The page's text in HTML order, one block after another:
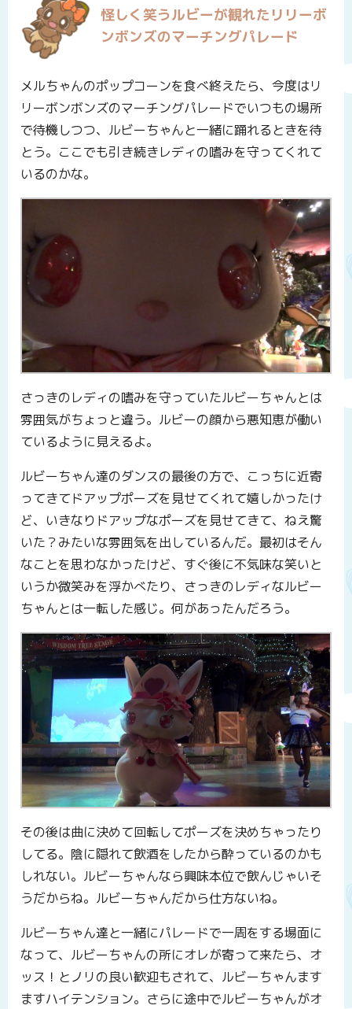
怪しく笑うルビーが観れたリリーボ
ンボンズのマーチングパレード
メルちゃんのポップコーンを食べ終えたら、今度はリ
リーボンボンズのマーチングパレードでいつもの場所
で待機しつつ、ルビーちゃんと一緒に踊れるときを待
とう。ここでも引き続きレディの嗜みを守ってくれて
いるのかな。
さっきのレディの嗜みを守っていたルビーちゃんとは
雰囲気がちょっと違う。ルビーの顔から悪知恵が働い
ているように見えるよ。
ルビーちゃん達のダンスの最後の方で、こっちに近寄
ってきてドアップポーズを見せてくれて嬉しかったけ
ど、いきなりドアップなポーズを見せてきて、ねえ驚
いた？みたいな雰囲気を出しているんだ。最初はそん
なことを思わなかったけど、すぐ後に不気味な笑いと
いうか微笑みを浮かべたり、さっきのレディなルビー
ちゃんとは一転した感じ。何があったんだろう。
その後は曲に決めて回転してポーズを決めちゃったり
してる。陰に隠れて飲酒をしたから酔っているのかも
しれない。ルビーちゃんなら興味本位で飲んじゃいそ
うだからね。ルビーちゃんだから仕方ないね。
ルビーちゃん達と一緒にパレードで一周をする場面に
なって、ルビーちゃんの所にオレが寄って来たら、オ
ッス！とノリの良い歓迎もされて、ルビーちゃんます
ますハイテンション。さらに途中でルビーちゃんがオ